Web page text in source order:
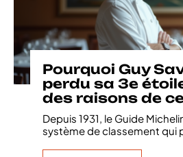
Pourquoi Guy
perdu sa 3e
des raisons de
Depuis 1931, le Guide
système de classement qui